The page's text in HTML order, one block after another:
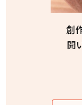
創
開